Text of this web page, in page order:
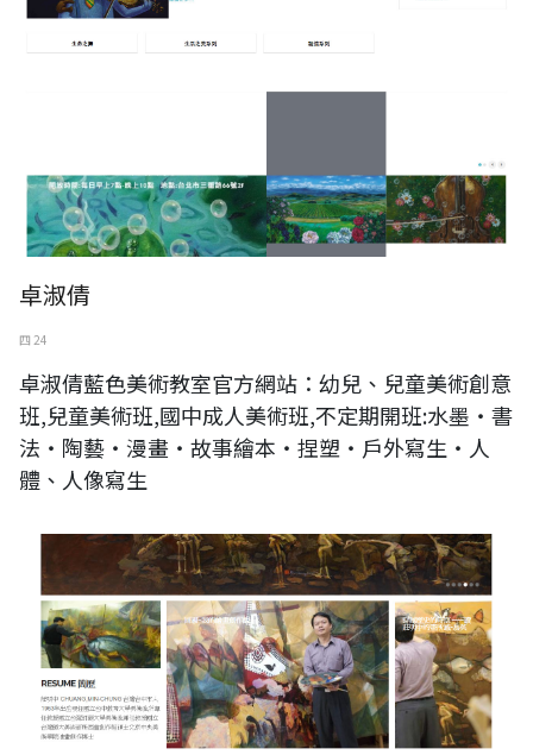
卓淑倩
四 24
卓淑倩藍色美術教室官方網站：幼兒、兒童美術創意
班,兒童美術班,國中成人美術班,不定期開班:水墨‧書
法‧陶藝‧漫畫‧故事繪本‧捏塑‧戶外寫生‧人
體、人像寫生